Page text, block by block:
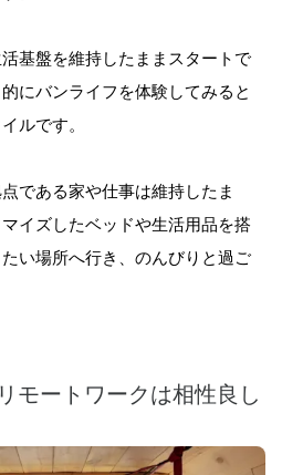
基盤を維持したままスタートで
にバンライフを体験してみると
ルです。
である家や仕事は維持したま
イズしたベッドや生活用品を搭
い場所へ行き、のんびりと過ご
モートワークは相性良し